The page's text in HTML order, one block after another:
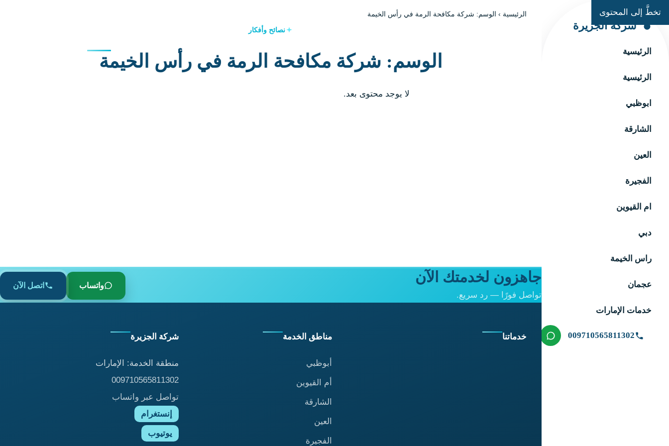
تخطَّ إلى المحتوى
شركة الجزيرة
الرئيسية
الرئيسية
ابوظبي
الشارقة
العين
الفجيرة
ام القيوين
دبي
راس الخيمة
عجمان
خدمات الإمارات
009710565811302
الرئيسية › الوسم: شركة مكافحة الرمة في رأس الخيمة
نصائح وأفكار
الوسم: شركة مكافحة الرمة في رأس الخيمة
لا يوجد محتوى بعد.
جاهزون لخدمتك الآن
تواصل فورًا — رد سريع.
واتساب اتصل الآن
خدماتنا مناطق الخدمة
أبوظبي
أم القيوين
الشارقة
العين
الفجيرة
شركة الجزيرة
منطقة الخدمة: الإمارات
009710565811302
تواصل عبر واتساب
إنستغرام
يوتيوب